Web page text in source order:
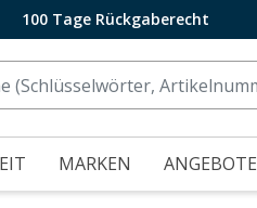
100 Tage Rückgaberecht
MARKEN ANGEBOTE